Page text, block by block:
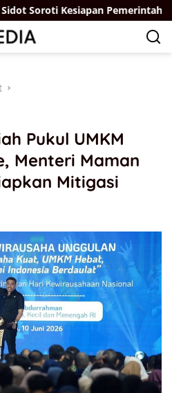
Kesiapan Pemerintah Hadapi
Pukul UMKM
Menteri Maman
Mitigasi